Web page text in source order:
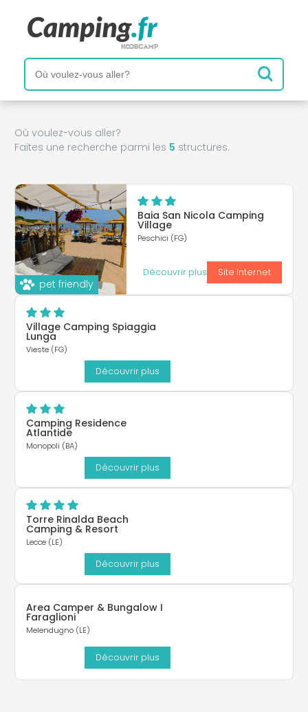
Où voulez-vous aller?
Faites une recherche parmi les 5 structures.
pet friendly
Baia San Nicola Camping
Village
Peschici (FG)
Découvrir plus Site Internet
Village Camping Spiaggia
Lunga
Vieste (FG)
Découvrir plus
Camping Residence
Atlantide
Monopoli (BA)
Découvrir plus
Torre Rinalda Beach
Camping & Resort
Lecce (LE)
Découvrir plus
Area Camper & Bungalow I
Faraglioni
Melendugno (LE)
Découvrir plus